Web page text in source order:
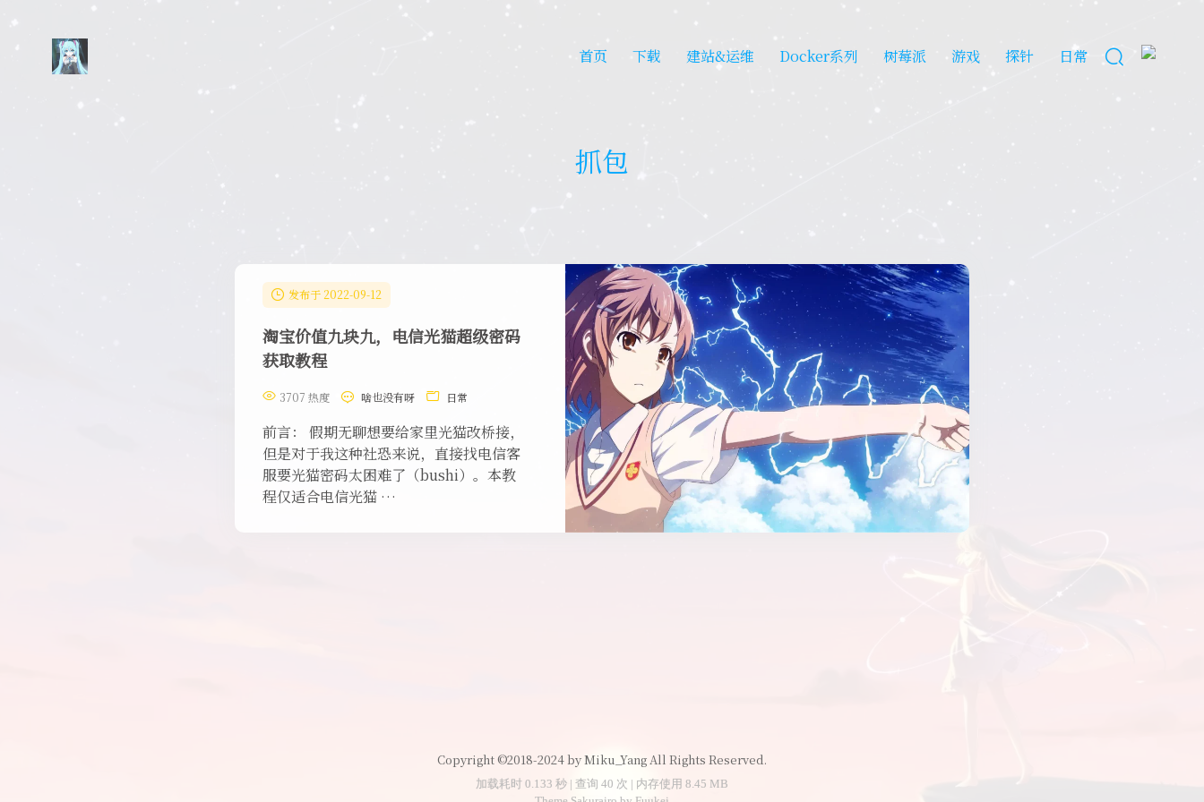
首页 下载 建站&运维 Docker系列 树莓派 游戏 探针 日常
抓包
发布于 2022-09-12
淘宝价值九块九，电信光猫超级密码
获取教程
3707 热度 啥也没有呀 日常
前言： 假期无聊想要给家里光猫改桥接，
但是对于我这种社恐来说，直接找电信客
服要光猫密码太困难了（bushi）。本教
程仅适合电信光猫 …
Copyright ©2018-2024 by Miku_Yang All Rights Reserved.
加载耗时 0.133 秒 | 查询 40 次 | 内存使用 8.45 MB